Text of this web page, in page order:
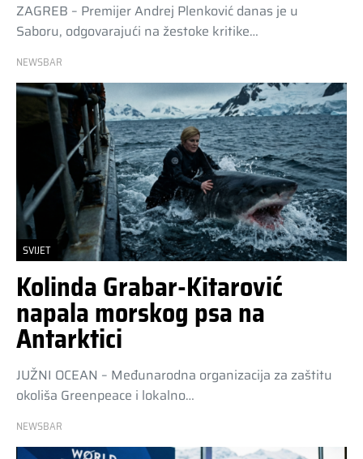
ZAGREB – Premijer Andrej Plenković danas je u
Saboru, odgovarajući na žestoke kritike…
NEWSBAR
SVIJET
Kolinda Grabar-Kitarović
napala morskog psa na
Antarktici
JUŽNI OCEAN – Međunarodna organizacija za zaštitu
okoliša Greenpeace i lokalno…
NEWSBAR